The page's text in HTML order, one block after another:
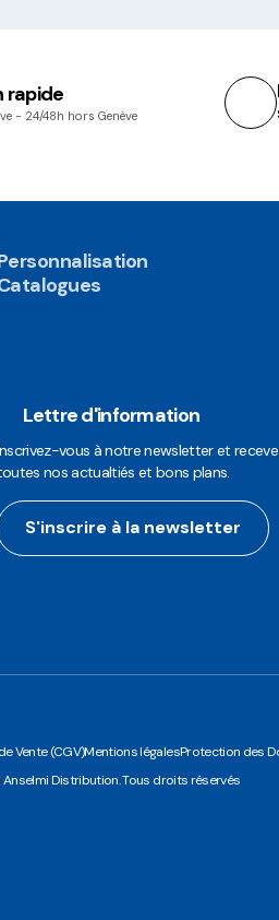
rapide
- 24/48h hors Genève
Lettre d'information
vous à notre newsletter et
nos actualtiés et bons plans.
S'inscrire à la newsletter
Vente (CGV)Mentions légalesProtection des
Distribution. Tous droits réservés